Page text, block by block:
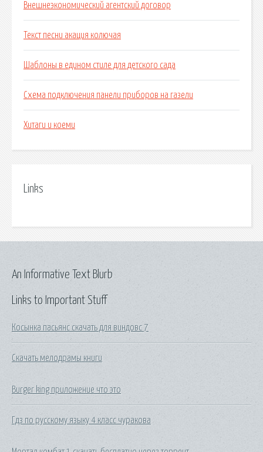
Внешнеэкономический агентский договор
Текст песни акация колючая
Шаблоны в едином стиле для детского сада
Схема подключения панели приборов на газели
Хитаги и коеми
Links
Links to Important Stuff
Косынка пасьянс скачать для виндовс 7
Скачать мелодрамы книги
Burger king приложение что это
Гдз по русскому языку 4 класс чуракова
An Informative Text Blurb